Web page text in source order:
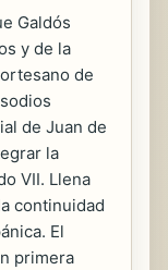
Galdós
y de la
de
de Juan de
la
VII. Llena
continuidad
El
primera